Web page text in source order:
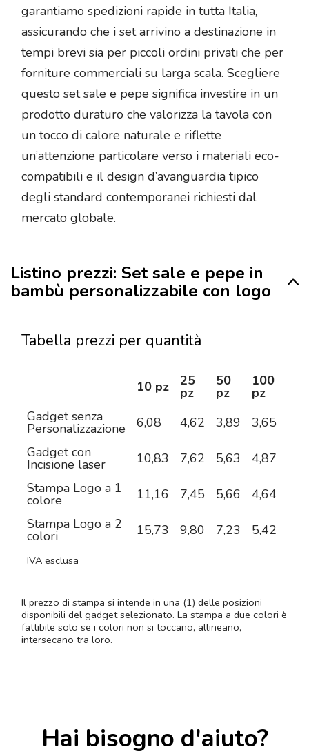
garantiamo spedizioni rapide in tutta Italia,
assicurando che i set arrivino a destinazione in
tempi brevi sia per piccoli ordini privati che per
forniture commerciali su larga scala. Scegliere
questo set sale e pepe significa investire in un
prodotto duraturo che valorizza la tavola con
un tocco di calore naturale e riflette
un’attenzione particolare verso i materiali eco-
compatibili e il design d’avanguardia tipico
degli standard contemporanei richiesti dal
mercato globale.
Listino prezzi: Set sale e pepe in
bambù personalizzabile con logo
Tabella prezzi per quantità
10 pz 25
pz
50
pz
100
pz
Gadget senza
Personalizzazione 6,08 4,62 3,89 3,65
Gadget con
Incisione laser 10,83 7,62 5,63 4,87
Stampa Logo a 1
colore 11,16 7,45 5,66 4,64
Stampa Logo a 2
colori 15,73 9,80 7,23 5,42
IVA esclusa
Il prezzo di stampa si intende in una (1) delle posizioni
disponibili del gadget selezionato. La stampa a due colori è
fattibile solo se i colori non si toccano, allineano,
intersecano tra loro.
Hai bisogno d'aiuto?